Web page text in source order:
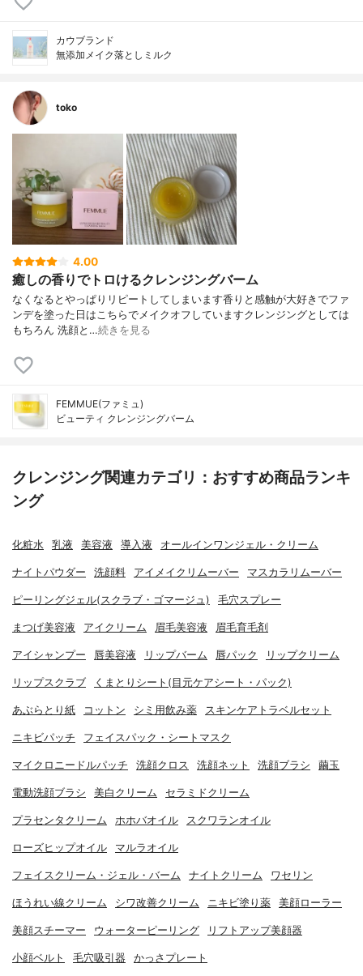
カウブランド
無添加メイク落としミルク
toko
4.00
癒しの香りでトロけるクレンジングバーム
なくなるとやっぱりリピートしてしまいます香りと感触が大好きでファ
ンデを塗った日はこちらでメイクオフしていますクレンジングとしては
もちろん 洗顔と…続きを見る
FEMMUE(ファミュ)
ビューティ クレンジングバーム
クレンジング関連カテゴリ：おすすめ商品ランキ
ング
化粧水 乳液 美容液 導入液 オールインワンジェル・クリーム
ナイトパウダー 洗顔料 アイメイクリムーバー マスカラリムーバー
ピーリングジェル(スクラブ・ゴマージュ) 毛穴スプレー
まつげ美容液 アイクリーム 眉毛美容液 眉毛育毛剤
アイシャンプー 唇美容液 リップバーム 唇パック リップクリーム
リップスクラブ くまとりシート(目元ケアシート・パック)
あぶらとり紙 コットン シミ用飲み薬 スキンケアトラベルセット
ニキビパッチ フェイスパック・シートマスク
マイクロニードルパッチ 洗顔クロス 洗顔ネット 洗顔ブラシ 繭玉
電動洗顔ブラシ 美白クリーム セラミドクリーム
プラセンタクリーム ホホバオイル スクワランオイル
ローズヒップオイル マルラオイル
フェイスクリーム・ジェル・バーム ナイトクリーム ワセリン
ほうれい線クリーム シワ改善クリーム ニキビ塗り薬 美顔ローラー
美顔スチーマー ウォーターピーリング リフトアップ美顔器
小顔ベルト 毛穴吸引器 かっさプレート